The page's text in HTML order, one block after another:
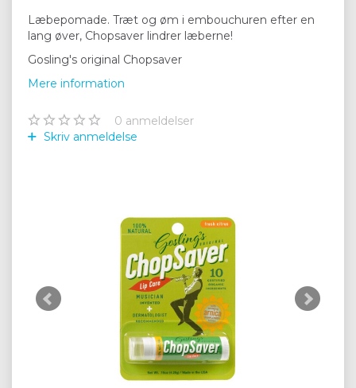
Læbepomade. Træt og øm i embouchuren efter en
lang øver, Chopsaver lindrer læberne!
Gosling's original Chopsaver
Mere information
0 anmeldelser
Skriv anmeldelse